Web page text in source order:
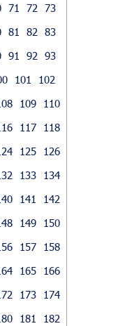
71 72
73
81 82
83
91 92
93
101
102
109
110
117
118
125
126
133
134
141
142
149
150
157
158
165
166
173
174
181
182